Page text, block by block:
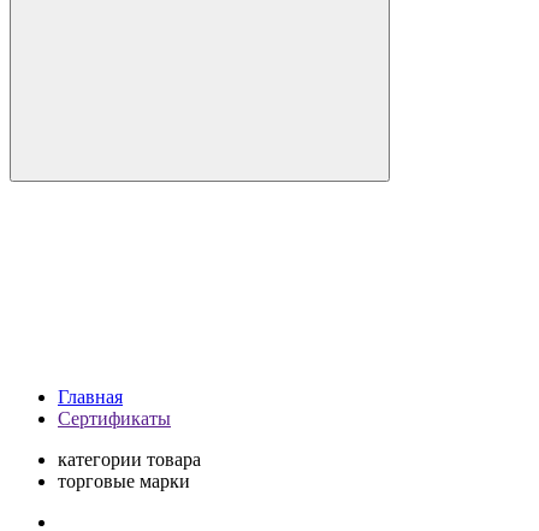
Главная
Сертификаты
категории товара
торговые марки